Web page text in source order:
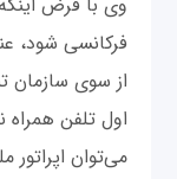
فرکانسی شود،
از سوی سازمان
اول تلفن همراه
می‌توان اپراتور